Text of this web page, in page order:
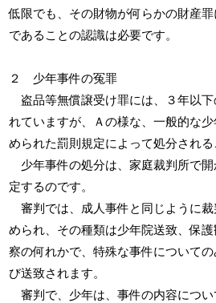
低限でも、その財物が何らかの財産
であることの認識は必要です。
２ 少年事件の冤罪
盗品等無償譲受け罪には、３年以
れていますが、Ａの様な、一般的な
められた罰則規定によって処分される
少年事件の処分は、家庭裁判所で
定するのです。
審判では、成人事件と同じように
められ、その種類は少年院送致、保
察の何れかで、特殊な事件について
び送致されます。
審判で、少年は、事件の内容につ